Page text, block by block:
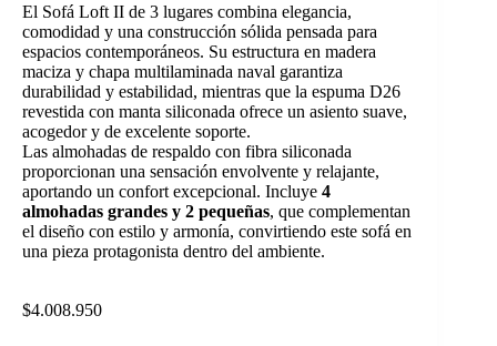
El Sofá Loft II de 3 lugares combina elegancia,
comodidad y una construcción sólida pensada para
espacios contemporáneos. Su estructura en madera
maciza y chapa multilaminada naval garantiza
durabilidad y estabilidad, mientras que la espuma D26
revestida con manta siliconada ofrece un asiento suave,
acogedor y de excelente soporte.
Las almohadas de respaldo con fibra siliconada
proporcionan una sensación envolvente y relajante,
aportando un confort excepcional. Incluye 4
almohadas grandes y 2 pequeñas, que complementan
el diseño con estilo y armonía, convirtiendo este sofá en
una pieza protagonista dentro del ambiente.
$4.008.950